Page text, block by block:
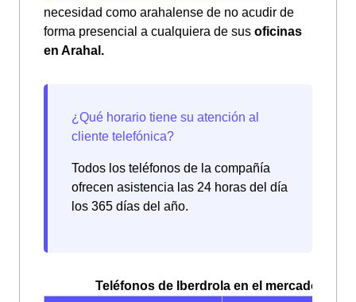
necesidad como arahalense de no acudir de
forma presencial a cualquiera de sus oficinas
en Arahal.
Todos los teléfonos de la compañía
ofrecen asistencia las 24 horas del día
los 365 días del año.
Teléfonos de Iberdrola en el mercado libre